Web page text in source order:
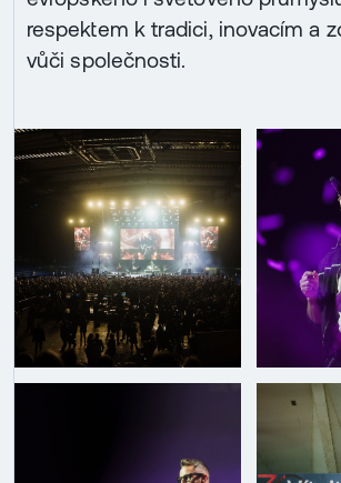
respektem k tradici, inovacím a
vůči společnosti.